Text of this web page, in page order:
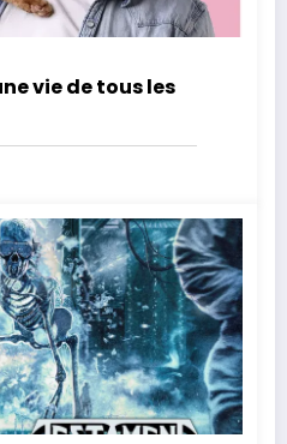
vie de tous les